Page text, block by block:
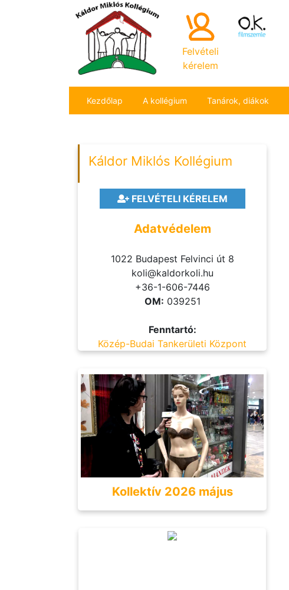
Felvételi
kérelem
Kezdőlap A kollégium Tanárok, diákok
Káldor Miklós Kollégium
FELVÉTELI KÉRELEM
Adatvédelem
1022 Budapest Felvinci út 8
koli@kaldorkoli.hu
+36-1-606-7446
OM: 039251
Fenntartó:
Közép-Budai Tankerületi Központ
Kollektív 2026 május